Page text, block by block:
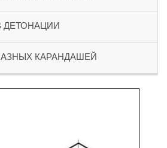
ДЕТОНАЦИИ
КАРАНДАШЕЙ